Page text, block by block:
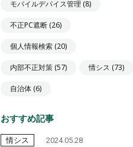
モバイルデバイス管理 (8)
不正PC遮断 (26)
個人情報検索 (20)
内部不正対策 (57) 情シス (73)
自治体 (6)
おすすめ記事
情シス 2024.05.28